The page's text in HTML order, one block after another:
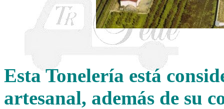
Esta Tonelería está
artesanal, además de su